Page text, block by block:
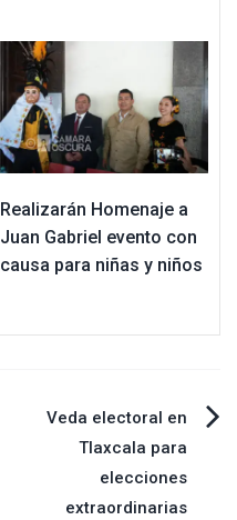
Realizarán Homenaje a
Juan Gabriel evento con
causa para niñas y niños
Veda electoral en
Tlaxcala para
elecciones
extraordinarias